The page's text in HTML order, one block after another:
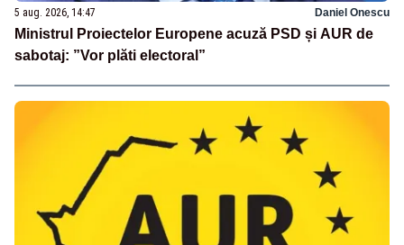
5 aug. 2026, 14:47 Daniel Onescu
Ministrul Proiectelor Europene acuză PSD și AUR de
sabotaj: ”Vor plăti electoral”